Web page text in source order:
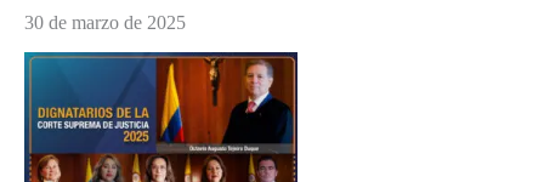
30 de marzo de 2025